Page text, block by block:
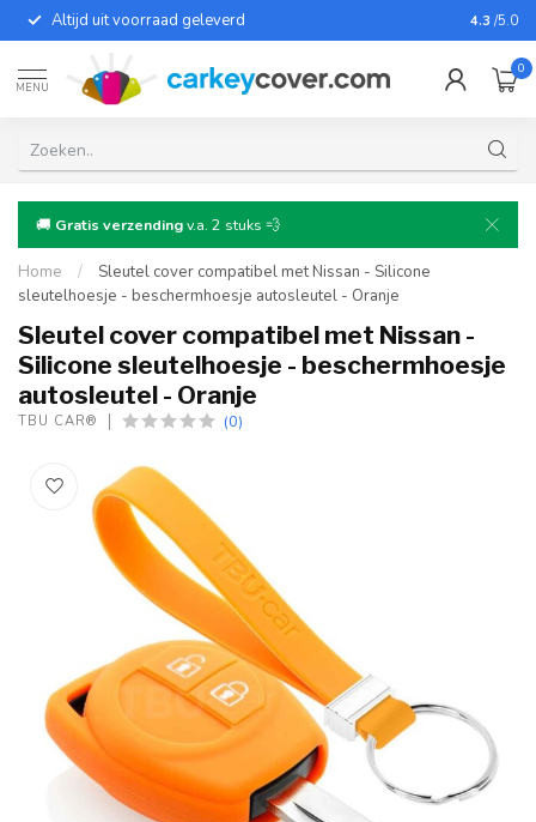
Altijd uit voorraad geleverd Voor
4.3 /5.0
MENU
0
🚚 Gratis verzendingv.a. 2 stuks 💨
Home /
Sleutel cover compatibel met Nissan - Silicone
sleutelhoesje - beschermhoesje autosleutel - Oranje
Sleutel cover compatibel met Nissan -
Silicone sleutelhoesje - beschermhoesje
autosleutel - Oranje
TBU CAR® (0)